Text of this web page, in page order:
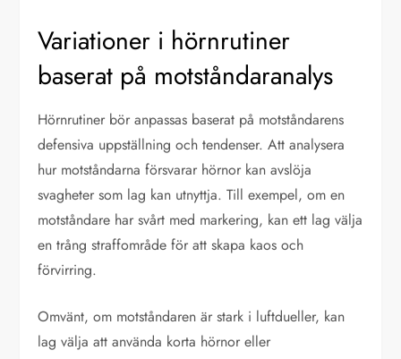
Variationer i hörnrutiner
baserat på motståndaranalys
Hörnrutiner bör anpassas baserat på motståndarens
defensiva uppställning och tendenser. Att analysera
hur motståndarna försvarar hörnor kan avslöja
svagheter som lag kan utnyttja. Till exempel, om en
motståndare har svårt med markering, kan ett lag välja
en trång straffområde för att skapa kaos och
förvirring.
Omvänt, om motståndaren är stark i luftdueller, kan
lag välja att använda korta hörnor eller